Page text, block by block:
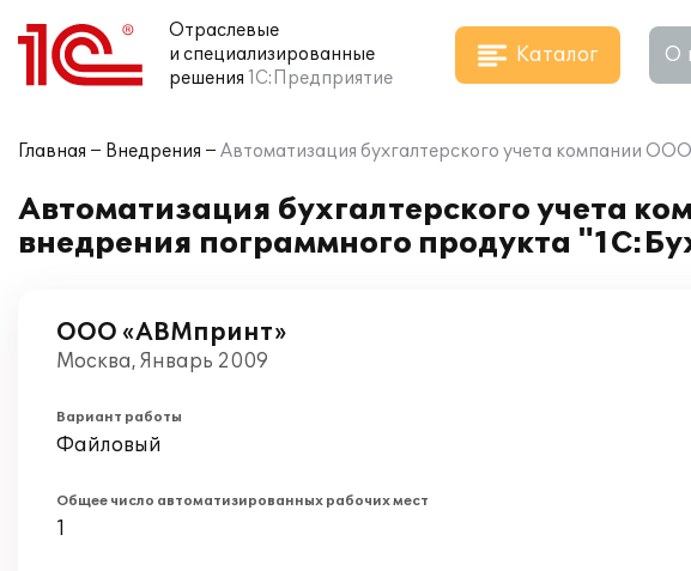
Отраслевые
и специализированные
решения 1С:Предприятие
Каталог О
Главная Внедрения Автоматизация бухгалтерского учета компании
Автоматизация бухгалтерского учета
внедрения пограммного продукта
ООО «АВМпринт»
Москва, Январь 2009
Вариант работы
Файловый
Общее число автоматизированных рабочих мест
1